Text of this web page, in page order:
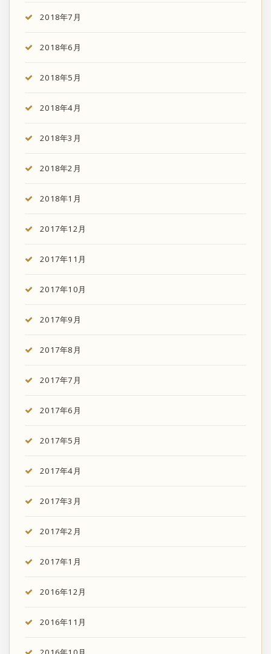
2018年7月
2018年6月
2018年5月
2018年4月
2018年3月
2018年2月
2018年1月
2017年12月
2017年11月
2017年10月
2017年9月
2017年8月
2017年7月
2017年6月
2017年5月
2017年4月
2017年3月
2017年2月
2017年1月
2016年12月
2016年11月